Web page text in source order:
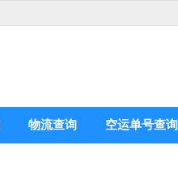
物流查询 空运单号查询